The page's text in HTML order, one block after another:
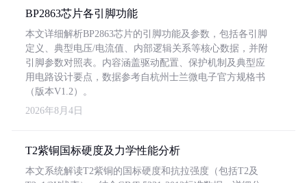
BP2863芯片各引脚功能
本文详细解析BP2863芯片的引脚功能及参数，包括各引脚
定义、典型电压/电流值、内部逻辑关系等核心数据，并附
引脚参数对照表。内容涵盖驱动配置、保护机制及典型应
用电路设计要点，数据参考自杭州士兰微电子官方规格书
（版本V1.2）。
2026年8月4日
T2紫铜国标硬度及力学性能分析
本文系统解读T2紫铜的国标硬度和抗拉强度（包括T2及